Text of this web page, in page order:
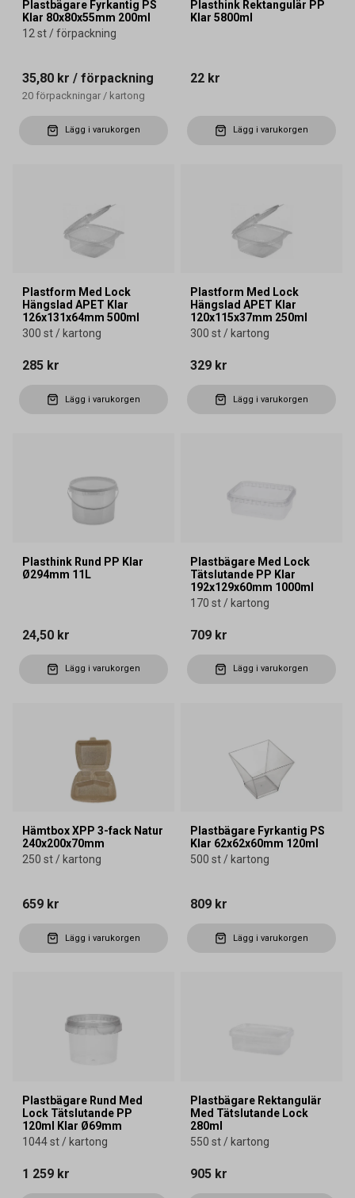
Plastbägare Fyrkantig PS
Klar 80x80x55mm 200ml
12 st / förpackning
35,80 kr / förpackning
20 förpackningar / kartong
Lägg i varukorgen
Plasthink Rektangulär PP
Klar 5800ml
22 kr
Lägg i varukorgen
Plastform Med Lock
Hängslad APET Klar
126x131x64mm 500ml
300 st / kartong
285 kr
Lägg i varukorgen
Plastform Med Lock
Hängslad APET Klar
120x115x37mm 250ml
300 st / kartong
329 kr
Lägg i varukorgen
Plasthink Rund PP Klar
Ø294mm 11L
24,50 kr
Lägg i varukorgen
Plastbägare Med Lock
Tätslutande PP Klar
192x129x60mm 1000ml
170 st / kartong
709 kr
Lägg i varukorgen
Hämtbox XPP 3-fack Natur
240x200x70mm
250 st / kartong
659 kr
Lägg i varukorgen
Plastbägare Fyrkantig PS
Klar 62x62x60mm 120ml
500 st / kartong
809 kr
Lägg i varukorgen
Plastbägare Rund Med
Lock Tätslutande PP
120ml Klar Ø69mm
1044 st / kartong
1 259 kr
Plastbägare Rektangulär
Med Tätslutande Lock
280ml
550 st / kartong
905 kr